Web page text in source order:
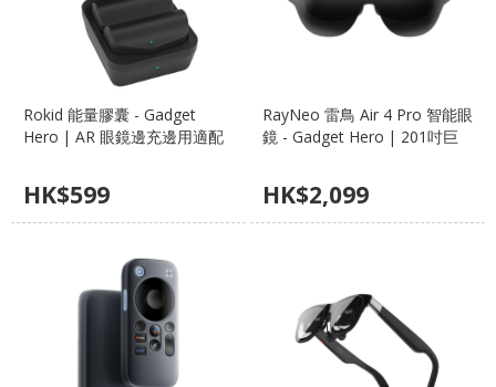
Rokid 能量膠囊 - Gadget
Hero | AR 眼鏡邊充邊用適配
機通用
HK$599
RayNeo 雷鳥 Air 4 Pro 智能眼
鏡 - Gadget Hero | 201吋巨
HK$2,099